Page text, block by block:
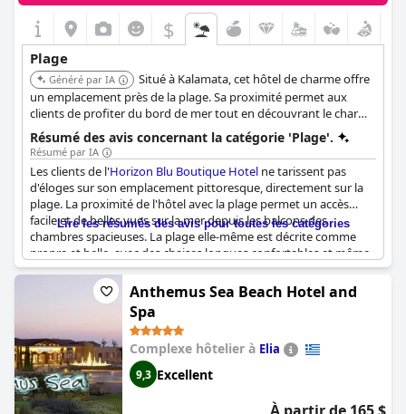
$
Plage
Généré par IA
Situé à Kalamata, cet hôtel de charme offre
un emplacement près de la plage. Sa proximité permet aux
clients de profiter du bord de mer tout en découvrant le charme
de Kalamata.
Résumé des avis concernant la catégorie 'Plage'.
Résumé par IA
Les clients de l'Horizon Blu Boutique Hotel ne tarissent pas
d'éloges sur son emplacement pittoresque, directement sur la
plage. La proximité de l'hôtel avec la plage permet un accès
facile et de belles vues sur la mer depuis les balcons des
chambres spacieuses. La plage elle-même est décrite comme
propre et belle, avec des chaises longues confortables et même
un bar de plage. L'emplacement de l'hôtel permet également de
se déplacer facilement sur le front de mer grâce aux vélos
disponibles à la location. Les alentours de la plage sont animés,
avec des bars et des restaurants à proximité. Cependant,
certains clients notent que la plage pourrait être mieux
entretenue, certaines zones étant sales et difficiles d'accès. Dans
l'ensemble, l'Horizon Blu Boutique Hotel
emplacement en bord de mer pour les voyageurs souhaitant
profiter de la beauté de la côte grecque.
Lire les résumés des avis pour toutes les catégories
Anthemus Sea Beach Hotel and
Spa
Complexe hôtelier à Elia
9,3 Excellent